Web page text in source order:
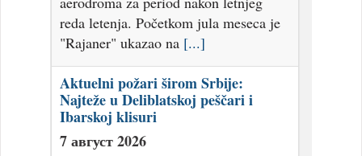
reda letenja. Početkom jula meseca je
"Rajaner" ukazao na [...]
Aktuelni požari širom Srbije:
Najteže u Deliblatskoj peščari i
Ibarskoj klisuri
7 август 2026